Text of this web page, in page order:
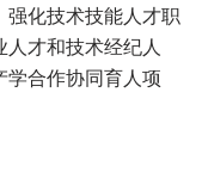
化技术技能人才职
才和技术经纪人
合作协同育人项